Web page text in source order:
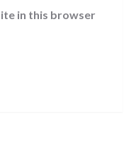
in this browser